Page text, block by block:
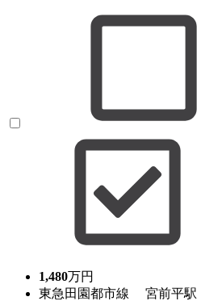
1,480万円
東急田園都市線 宮前平駅